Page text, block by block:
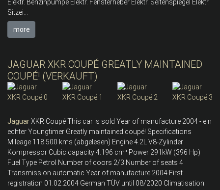
Elektr. Benzinpumpe Elektr. Fensterheber Elektr. Seitenspiegel Elektr.
Sitzei...
more
JAGUAR XKR COUPÉ GREATLY MAINTAINED
COUPÉ! (VERKAUFT)
JaguarXKR Coupé This car is sold Year of manufacture 2004 - ein
echter Youngtimer Greatly maintained coupé! Specifications
Mileage 118.500 kms (abgelesen) Engine 4.2L V8-Zylinder
Kompressor Cubic capacity 4.196 cm³ Power 291kW (396 Hp)
Fuel Type Petrol Number of doors 2/3 Number of seats 4
Transmission automatic Year of manufacture 2004 First
registration 01.02.2004 German TÜV until 08/2020 Climatisation